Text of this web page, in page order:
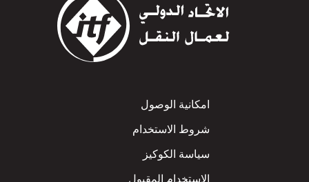
Footer
امكانية الوصول
شروط الاستخدام
سياسة الكوكيز
الاستخدام المقبول